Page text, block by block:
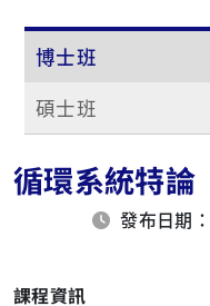
博士班
碩士班
循環系統特論
發布日期
課程資訊